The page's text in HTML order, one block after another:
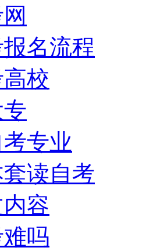
名流程
校
专业
读自考
容
吗